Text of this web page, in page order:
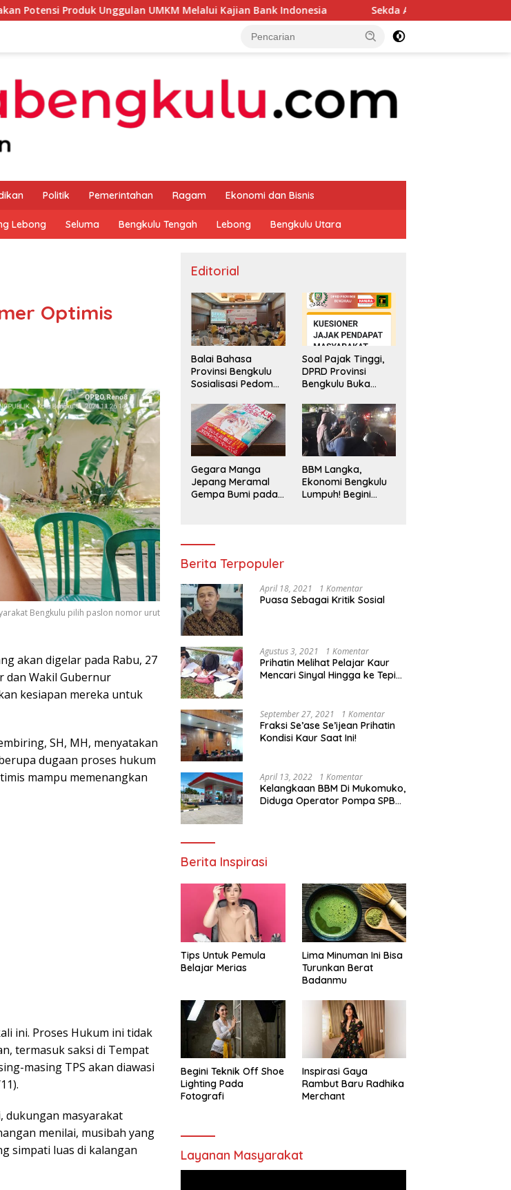
Unggulan UMKM Melalui Kajian Bank Indonesia Sekda Apresiasi Inspektorat Provinsi
Politik Pemerintahan Ragam Ekonomi dan Bisnis
Lebong Seluma Bengkulu Tengah Lebong Bengkulu Utara
Optimis
Bengkulu pilih paslon nomor urut
akan digelar pada Rabu, 27
dan Wakil Gubernur
kesiapan mereka untuk
SH, MH, menyatakan
dugaan proses hukum
mampu memenangkan
ini. Proses Hukum ini tidak
termasuk saksi di Tempat
masing TPS akan diawasi
dukungan masyarakat
menilai, musibah yang
simpati luas di kalangan
Editorial
Balai Bahasa
Provinsi Bengkulu
Sosialisasi Pedoman
Penggunaan
Bahasa Indonesia
Soal Pajak Tinggi,
DPRD Provinsi
Bengkulu Buka
Pengaduan
Masyarakat
Gegara Manga
Jepang Meramal
Gempa Bumi pada
BBM Langka,
Ekonomi Bengkulu
Lumpuh! Begini
Berita Terpopuler
April 18, 2021 1 Komentar
Puasa Sebagai Kritik Sosial
Agustus 3, 2021 1 Komentar
Prihatin Melihat Pelajar Kaur
Mencari Sinyal Hingga ke Tepi
Segera Bertindak
September 27, 2021 1 Komentar
Fraksi Se’ase Se’ijean Prihatin
Kondisi Kaur Saat Ini!
April 13, 2022 1 Komentar
Kelangkaan BBM Di Mukomuko,
Diduga Operator Pompa SPBU
Berita Inspirasi
Tips Untuk Pemula
Belajar Merias
Lima Minuman Ini Bisa
Turunkan Berat
Badanmu
Begini Teknik Off Shoe
Lighting Pada
Fotografi
Inspirasi Gaya
Rambut Baru Radhika
Merchant
Layanan Masyarakat